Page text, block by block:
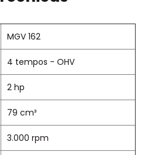
MGV 162
4 tempos - OHV
2 hp
79 cm³
3.000 rpm